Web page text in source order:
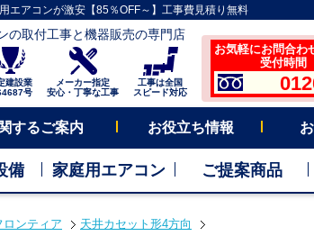
エアコンが激安【85％OFF～】工事費見積り無料
の取付工事と機器販売の専門店
建設業
号
メーカー指定
安心・丁寧な工事
工事は全国
スピード対応
お気軽にお問合わ
受付時間
するご案内 お役立ち情報
備 家庭用エアコン ご提案商品
ンティア
天井カセット形4方向